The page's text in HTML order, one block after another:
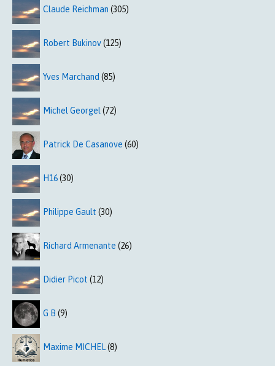
Claude Reichman (305)
Robert Bukinov(125)
Yves Marchand (85)
Michel Georgel(72)
Patrick De Casanove (60)
H16(30)
Philippe Gault (30)
Richard Armenante (26)
Didier Picot (12)
G B (9)
Maxime MICHEL(8)